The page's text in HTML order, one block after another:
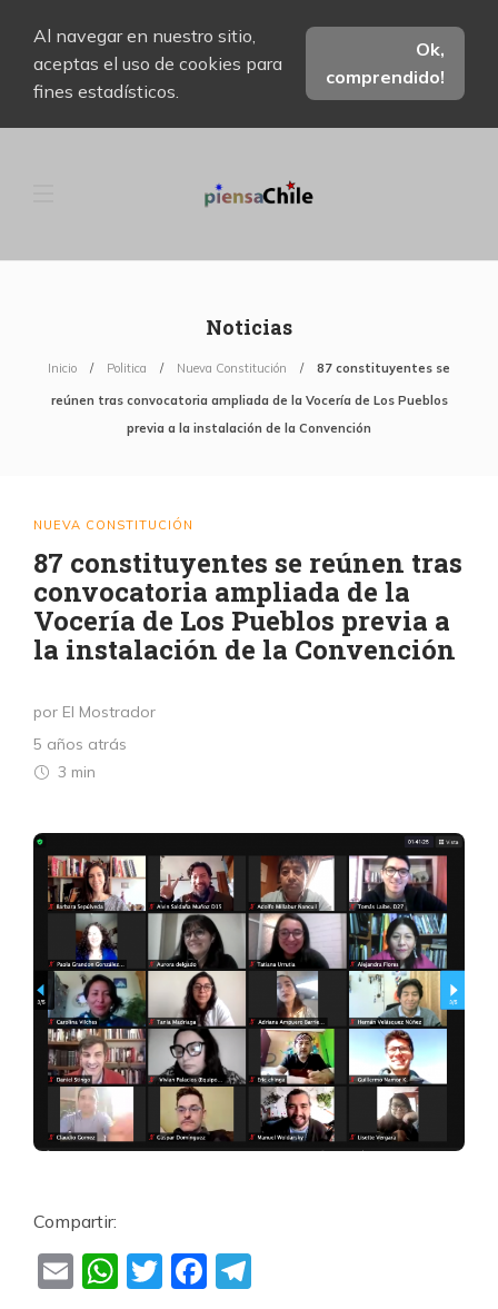
Al navegar en nuestro sitio,
aceptas el uso de cookies para
fines estadísticos.
Ok,
comprendido!
Noticias
Inicio Politica Nueva Constitución 87 constituyentes se
reúnen tras convocatoria ampliada de la Vocería de Los Pueblos
previa a la instalación de la Convención
NUEVA CONSTITUCIÓN
87 constituyentes se reúnen tras
convocatoria ampliada de la
Vocería de Los Pueblos previa a
la instalación de la Convención
por El Mostrador
5 años atrás
3 min
Compartir:
EmailWhatsApp
TwitterFacebook